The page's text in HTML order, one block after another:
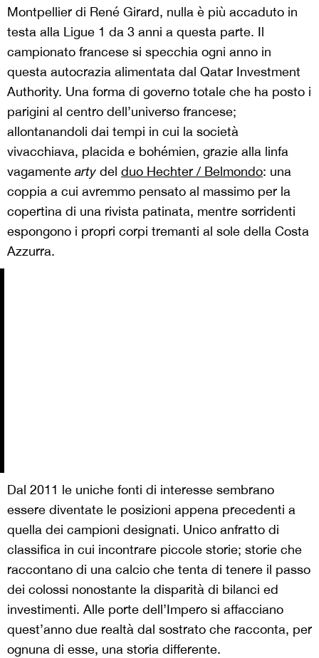
Montpellier di René Girard, nulla è più accaduto in
testa alla Ligue 1 da 3 anni a questa parte. Il
campionato francese si specchia ogni anno in
questa autocrazia alimentata dal Qatar Investment
Authority. Una forma di governo totale che ha posto i
parigini al centro dell’universo francese;
allontanandoli dai tempi in cui la società
vivacchiava, placida e bohémien, grazie alla linfa
vagamentearty del duo Hechter / Belmondo: una
coppia a cui avremmo pensato al massimo per la
copertina di una rivista patinata, mentre sorridenti
espongono i propri corpi tremanti al sole della Costa
Azzurra.
Dal 2011 le uniche fonti di interesse sembrano
essere diventate le posizioni appena precedenti a
quella dei campioni designati. Unico anfratto di
classifica in cui incontrare piccole storie; storie che
raccontano di una calcio che tenta di tenere il passo
dei colossi nonostante la disparità di bilanci ed
investimenti. Alle porte dell’Impero si affacciano
quest’anno due realtà dal sostrato che racconta, per
ognuna di esse, una storia differente.